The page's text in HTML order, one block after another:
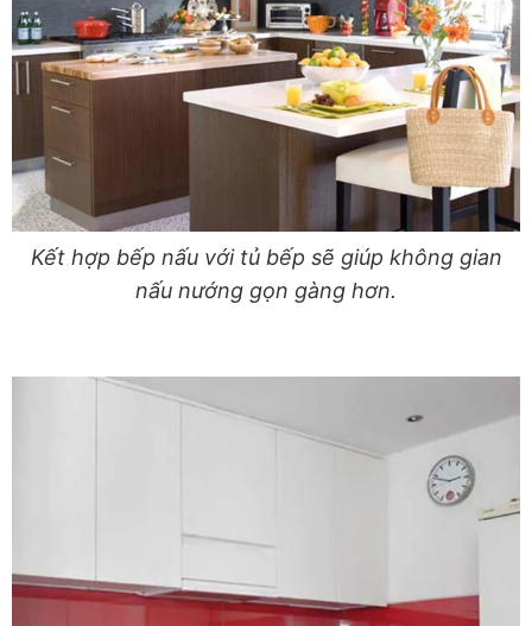
Kết hợp bếp nấu với tủ bếp sẽ giúp không gian
nấu nướng gọn gàng hơn.